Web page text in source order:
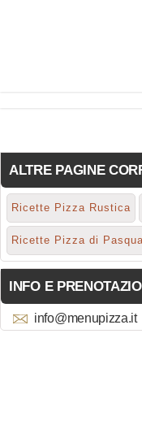
ALTRE PAGINE
Ricette Pizza Rustica
Ricette Pizza di Pasqua
INFO E
info@menupizza.it